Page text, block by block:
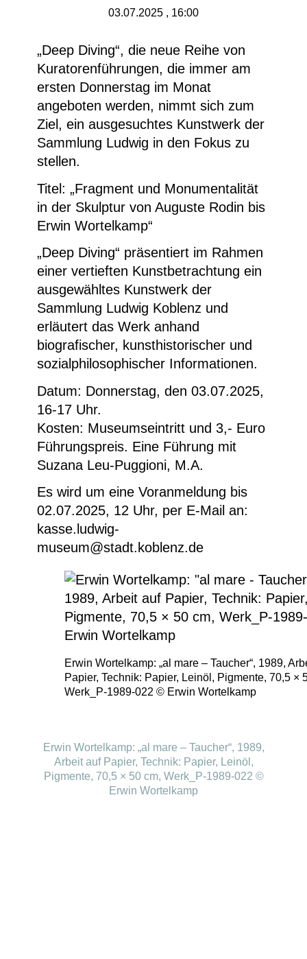
03.07.2025 , 16:00
„Deep Diving“, die neue Reihe von
Kuratorenführungen, die immer am
ersten Donnerstag im Monat
angeboten werden, nimmt sich zum
Ziel, ein ausgesuchtes Kunstwerk der
Sammlung Ludwig in den Fokus zu
stellen.
Titel: „Fragment und Monumentalität
in der Skulptur von Auguste Rodin bis
Erwin Wortelkamp“
„Deep Diving“ präsentiert im Rahmen
einer vertieften Kunstbetrachtung ein
ausgewähltes Kunstwerk der
Sammlung Ludwig Koblenz und
erläutert das Werk anhand
biografischer, kunsthistorischer und
sozialphilosophischer Informationen.
Datum: Donnerstag, den 03.07.2025,
16-17 Uhr.
Kosten: Museumseintritt und 3,- Euro
Führungspreis. Eine Führung mit
Suzana Leu-Puggioni, M.A.
Es wird um eine Voranmeldung bis
02.07.2025, 12 Uhr, per E-Mail an:
kasse.ludwig-
museum@stadt.koblenz.de
Erwin Wortelkamp: „al mare – Taucher“, 1989,
Papier, Technik: Papier, Leinöl, Pigmente, 70,5 ×
Werk_P-1989-022 © Erwin Wortelkamp
Erwin Wortelkamp: „al mare – Taucher“, 1989,
Arbeit auf Papier, Technik: Papier, Leinöl,
Pigmente, 70,5 × 50 cm, Werk_P-1989-022 ©
Erwin Wortelkamp